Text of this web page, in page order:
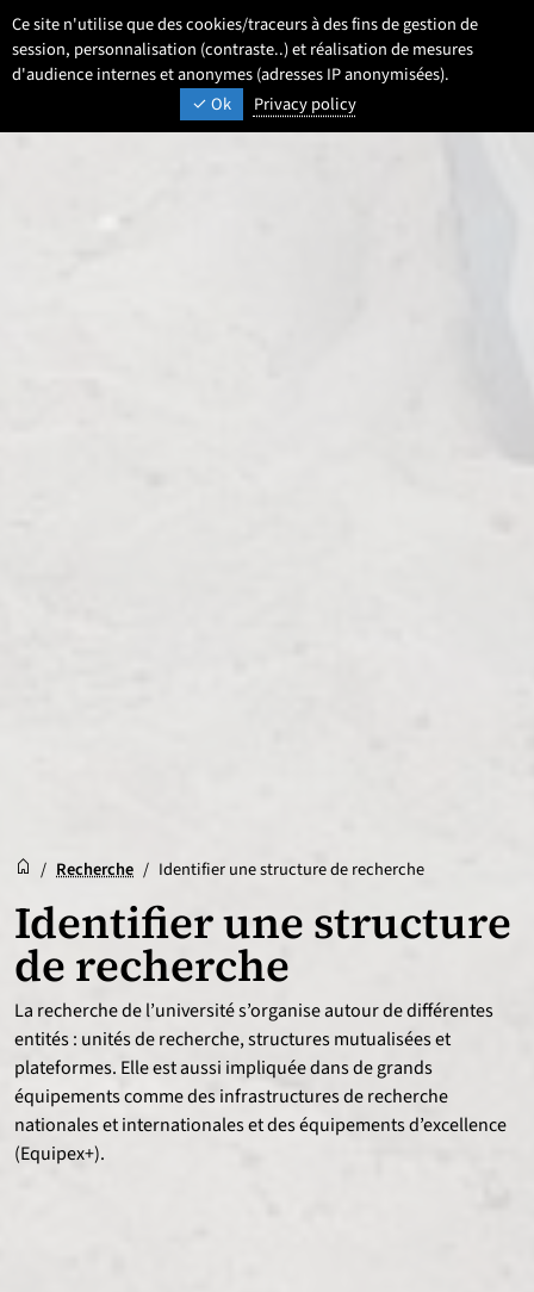
Ce site n'utilise que des cookies/traceurs à des fins de gestion de
session, personnalisation (contraste..) et réalisation de mesures
d'audience internes et anonymes (adresses IP anonymisées).
Ok
Privacy policy
Aller
au
contenu
Aller
au
menu
Aller
au
pied
page
UNIVERSITÉ DE LILLE
INSPIRONS DEMAIN
ParamétrageSélectionner une
FR
- Français
Accueil
Accueil
/ Recherche / Identifier une structure de recherche
Identifier une structure
de recherche
La recherche de l’université s’organise autour de différentes
entités : unités de recherche, structures mutualisées et
plateformes. Elle est aussi impliquée dans de grands
équipements comme des infrastructures de recherche
nationales et internationales et des équipements d’excellence
(Equipex+).